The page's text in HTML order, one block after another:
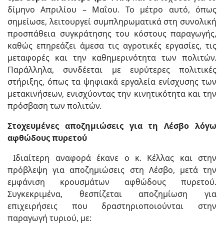
δίμηνο Απριλίου – Μαΐου. Το μέτρο αυτό, όπως
σημείωσε, λειτουργεί συμπληρωματικά στη συνολική
προσπάθεια συγκράτησης του κόστους παραγωγής,
καθώς επηρεάζει άμεσα τις αγροτικές εργασίες, τις
μεταφορές και την καθημερινότητα των πολιτών.
Παράλληλα, συνδέεται με ευρύτερες πολιτικές
στήριξης, όπως τα ψηφιακά εργαλεία ενίσχυσης των
μετακινήσεων, ενισχύοντας την κινητικότητα και την
πρόσβαση των πολιτών.
Στοχευμένες αποζημιώσεις για τη Λέσβο λόγω
αφθώδους πυρετού
Ιδιαίτερη αναφορά έκανε ο κ. Κέλλας και στην
πρόβλεψη για αποζημιώσεις στη Λέσβο, μετά την
εμφάνιση κρουσμάτων αφθώδους πυρετού.
Συγκεκριμένα, θεσπίζεται αποζημίωση για
επιχειρήσεις που δραστηριοποιούνται στην
παραγωγή τυριού, με: